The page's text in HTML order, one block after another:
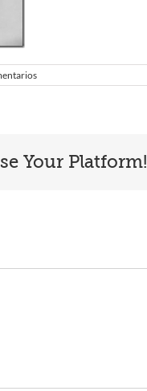
Your Platform!